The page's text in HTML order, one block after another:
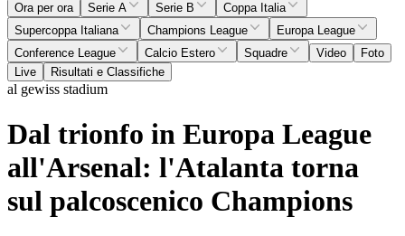
Ora per ora Serie A Serie B
Coppa Italia
Supercoppa Italiana
Champions League
Europa League
Conference League
Calcio Estero Squadre Video
Foto
Live
Risultati e Classifiche
al gewiss stadium
Dal trionfo in Europa League
all'Arsenal: l'Atalanta torna
sul palcoscenico Champions